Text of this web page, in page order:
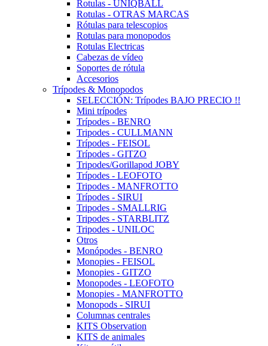
Rotulas - UNIQBALL
Rotulas - OTRAS MARCAS
Rótulas para telescopios
Rotulas para monopodos
Rotulas Electricas
Cabezas de vídeo
Soportes de rótula
Accesorios
Trípodes & Monopodos
SELECCIÓN: Trípodes BAJO PRECIO !!
Mini trípodes
Trípodes - BENRO
Tripodes - CULLMANN
Trípodes - FEISOL
Trípodes - GITZO
Tripodes/Gorillapod JOBY
Trípodes - LEOFOTO
Tripodes - MANFROTTO
Trípodes - SIRUI
Tripodes - SMALLRIG
Tripodes - STARBLITZ
Tripodes - UNILOC
Otros
Monópodes - BENRO
Monopies - FEISOL
Monopies - GITZO
Monopodes - LEOFOTO
Monopies - MANFROTTO
Monopods - SIRUI
Columnas centrales
KITS Observation
KITS de animales